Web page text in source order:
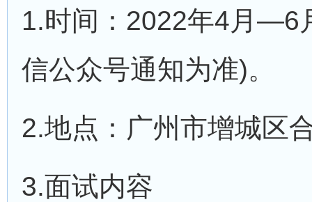
1.时间：2022年4月—6
信公众号通知为准)。
2.地点：广州市增城区
3.面试内容